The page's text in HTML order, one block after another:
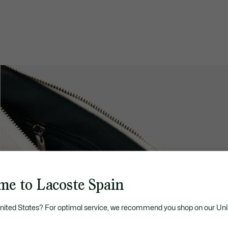
to Lacoste Spain
States? For optimal service, we recommend you shop on our